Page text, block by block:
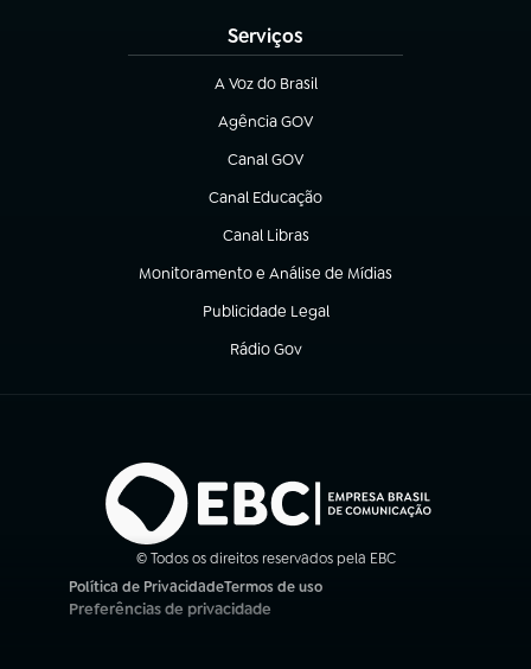
Serviços
A Voz do Brasil
(abre em nova aba)
Agência GOV
(abre em nova aba)
Canal GOV
(abre em nova aba)
Canal Educação
(abre em nova aba)
Canal Libras
(abre em nova aba)
Monitoramento e Análise de Mídias
(abre em nova aba)
Publicidade Legal
(abre em nova aba)
Rádio Gov
(abre em nova aba)
© Todos os direitos reservados pela EBC
Política de Privacidade
(abre em nova aba)
Termos de uso
(abre em nova aba)
Preferências de privacidade